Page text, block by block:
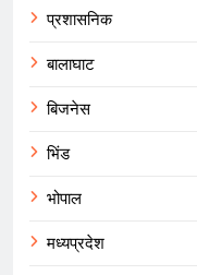
प्रशासनिक
बालाघाट
बिजनेस
भिंड
भोपाल
मध्यप्रदेश